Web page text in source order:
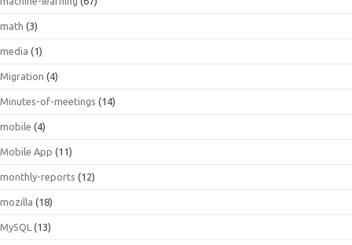
math (3)
media (1)
Migration (4)
Minutes-of-meetings (14)
mobile (4)
Mobile App (11)
monthly-reports (12)
mozilla (18)
MySQL (13)